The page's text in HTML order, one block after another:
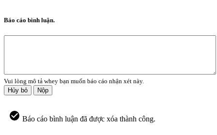
Báo cáo bình luận.
Vui lòng mô tả whey bạn muốn báo cáo nhận xét này.
Hủy bỏ
Nộp
Báo cáo bình luận đã được xóa thành công.